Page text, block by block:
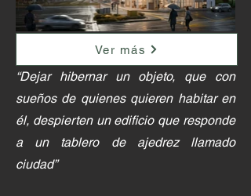
Ver más
“Dejar hibernar un objeto, que con
sueños de quienes quieren habitar en
él, despierten un edificio que responde
a un tablero de ajedrez llamado
ciudad”